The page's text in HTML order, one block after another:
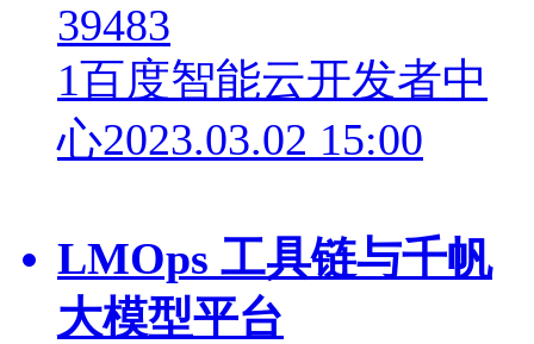
39483
1百度智能云开发者中
心2023.03.02 15:00
LMOps 工具链与千帆
大模型平台